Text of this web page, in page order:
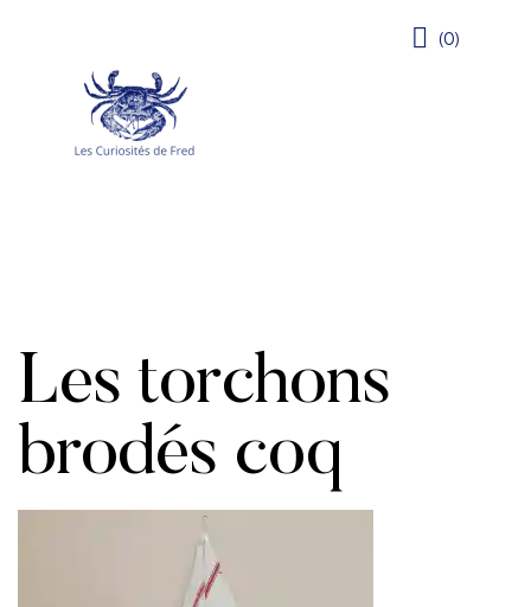
(0)
Les torchons
brodés coq